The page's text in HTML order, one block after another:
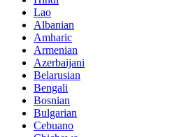
Lao
Albanian
Amharic
Armenian
Azerbaijani
Belarusian
Bengali
Bosnian
Bulgarian
Cebuano